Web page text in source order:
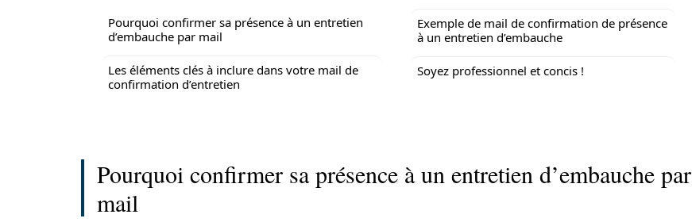
Pourquoi confirmer sa présence à un entretien
d’embauche par mail
Les éléments clés à inclure dans votre mail de
confirmation d’entretien
Exemple de mail de confirmation de présence
à un entretien d’embauche
Soyez professionnel et concis !
Pourquoi confirmer sa présence à un entretien d’embauche par
mail